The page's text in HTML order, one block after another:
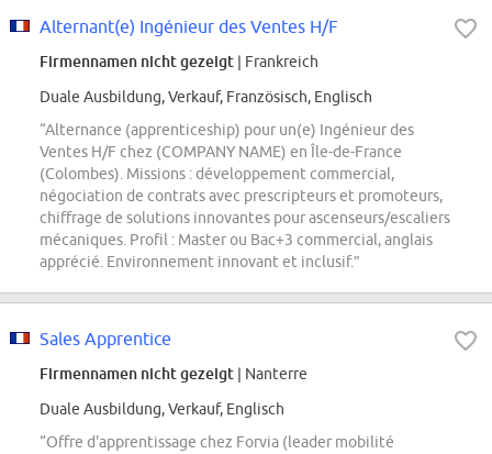
Alternant(e) Ingénieur des Ventes H/F
Firmennamen nicht gezeigt | Frankreich
Duale Ausbildung, Verkauf, Französisch, Englisch
“Alternance (apprenticeship) pour un(e) Ingénieur des
Ventes H/F chez (COMPANY NAME) en Île-de-France
(Colombes). Missions : développement commercial,
négociation de contrats avec prescripteurs et promoteurs,
chiffrage de solutions innovantes pour ascenseurs/escaliers
mécaniques. Profil : Master ou Bac+3 commercial, anglais
apprécié. Environnement innovant et inclusif.”
Sales Apprentice
Firmennamen nicht gezeigt | Nanterre
Duale Ausbildung, Verkauf, Englisch
“Offre d'apprentissage chez Forvia (leader mobilité